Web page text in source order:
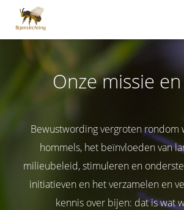
Onze missie
Bewustwording vergroten rondom
hommels, het beïnvloeden van
milieubeleid, stimuleren en
initiatieven en het verzamelen en
kennis over bijen: dat is wat